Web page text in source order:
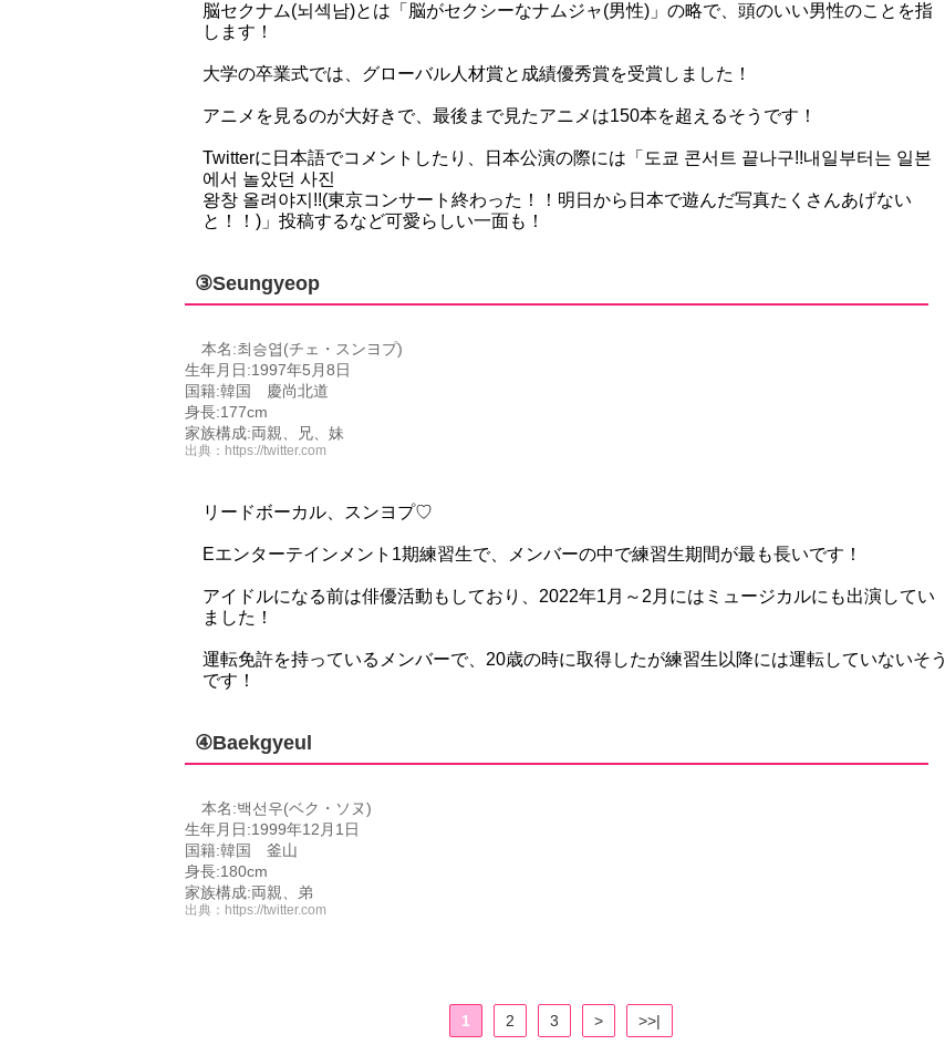
脳セクナム(뇌섹남)とは「脳がセクシーなナムジャ(男性)」の略で、頭のいい男性のことを指
します！
大学の卒業式では、グローバル人材賞と成績優秀賞を受賞しました！
アニメを見るのが大好きで、最後まで見たアニメは150本を超えるそうです！
Twitterに日本語でコメントしたり、日本公演の際には「도쿄 콘서트 끝나구!!내일부터는 일본
에서 놀았던 사진
왕창 올려야지!!(東京コンサート終わった！！明日から日本で遊んだ写真たくさんあげない
と！！)」投稿するなど可愛らしい一面も！
③Seungyeop
本名:최승엽(チェ・スンヨプ)
生年月日:1997年5月8日
国籍:韓国 慶尚北道
身長:177cm
家族構成:両親、兄、妹
出典： https://twitter.com
リードボーカル、スンヨプ♡
Eエンターテインメント1期練習生で、メンバーの中で練習生期間が最も長いです！
アイドルになる前は俳優活動もしており、2022年1月～2月にはミュージカルにも出演してい
ました！
運転免許を持っているメンバーで、20歳の時に取得したが練習生以降には運転していないそう
です！
④Baekgyeul
本名:백선우(ベク・ソヌ)
生年月日:1999年12月1日
国籍:韓国 釜山
身長:180cm
家族構成:両親、弟
出典： https://twitter.com
1 2 3 > >>|